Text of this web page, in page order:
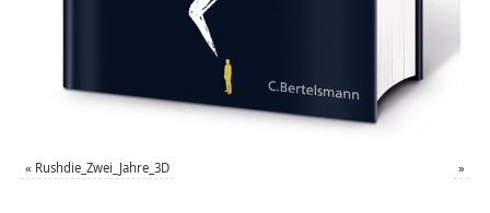
« Rushdie_Zwei_Jahre_3D »